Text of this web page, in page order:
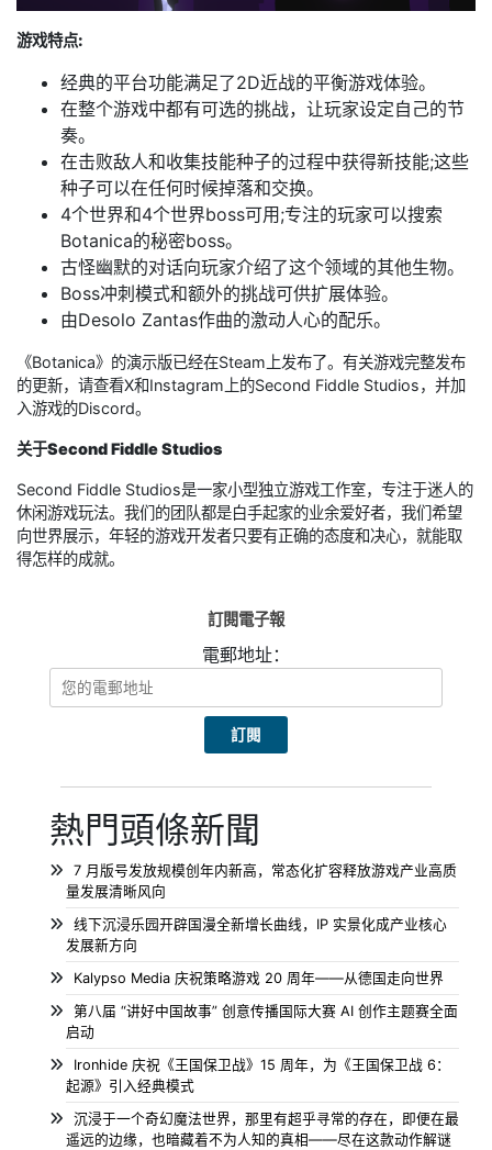
游戏特点:
经典的平台功能满足了2D近战的平衡游戏体验。
在整个游戏中都有可选的挑战，让玩家设定自己的节
奏。
在击败敌人和收集技能种子的过程中获得新技能;这些
种子可以在任何时候掉落和交换。
4个世界和4个世界boss可用;专注的玩家可以搜索
Botanica的秘密boss。
古怪幽默的对话向玩家介绍了这个领域的其他生物。
Boss冲刺模式和额外的挑战可供扩展体验。
由Desolo Zantas作曲的激动人心的配乐。
《Botanica》的演示版已经在Steam上发布了。有关游戏完整发布
的更新，请查看X和Instagram上的Second Fiddle Studios，并加
入游戏的Discord。
关于Second Fiddle Studios
Second Fiddle Studios是一家小型独立游戏工作室，专注于迷人的
休闲游戏玩法。我们的团队都是白手起家的业余爱好者，我们希望
向世界展示，年轻的游戏开发者只要有正确的态度和决心，就能取
得怎样的成就。
訂閱電子報
電郵地址：
熱門頭條新聞
7 月版号发放规模创年内新高，常态化扩容释放游戏产业高质
量发展清晰风向
线下沉浸乐园开辟国漫全新增长曲线，IP 实景化成产业核心
发展新方向
Kalypso Media 庆祝策略游戏 20 周年——从德国走向世界
第八届 “讲好中国故事” 创意传播国际大赛 AI 创作主题赛全面
启动
Ironhide 庆祝《王国保卫战》15 周年，为《王国保卫战 6：
起源》引入经典模式
沉浸于一个奇幻魔法世界，那里有超乎寻常的存在，即便在最
遥远的边缘，也暗藏着不为人知的真相——尽在这款动作解谜